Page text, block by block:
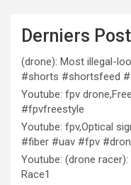
Derniers
(drone): Most illegal-
#shorts #shortsfeed
Youtube: fpv
#fpvfreestyle
Youtube: fpv,Optical
#fiber #uav #fpv
Youtube: (drone
Race1